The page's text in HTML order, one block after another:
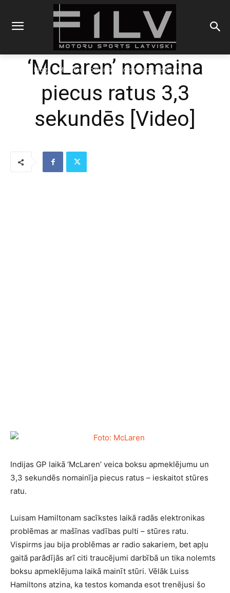
Blogs 'McLaren' nomaina piecus ratus 3,3 sekundēs
‘McLaren’ nomaina
piecus ratus 3,3
sekundēs [Video]
Indijas GP laikā ‘McLaren’ veica boksu apmeklējumu un
3,3 sekundēs nomainīja piecus ratus – ieskaitot stūres
ratu.
Luisam Hamiltonam sacīkstes laikā radās elektronikas
problēmas ar mašīnas vadības pulti – stūres ratu.
Vispirms jau bija problēmas ar radio sakariem, bet apļu
gaitā parādījās arī citi traucējumi darbībā un tika nolemts
boksu apmeklējuma laikā mainīt stūri. Vēlāk Luiss
Hamiltons atzina, ka testos komanda esot trenējusi šo